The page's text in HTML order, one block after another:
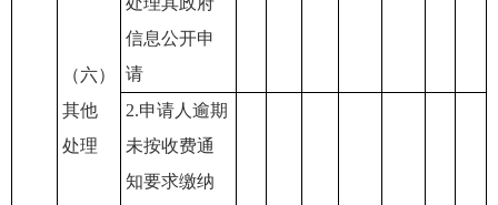
（六）
其他
处理
信息公开申
请
2.申请人逾期
未按收费通
知要求缴纳